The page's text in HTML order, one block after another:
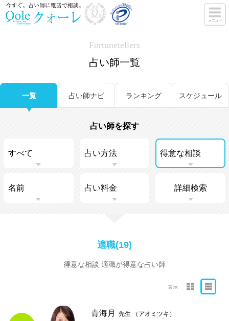
Fortunetellers
占い師一覧
一覧 占い師ナビ ランキング スケジュール
占い師を探す
詳細検索
適職(19)
得意な相談 適職が得意な占い師
表示
青海月 先生 （アオミツキ）